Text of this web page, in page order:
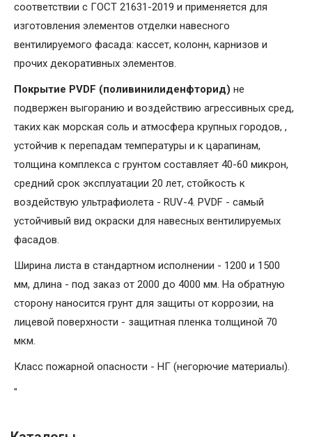
соответствии с ГОСТ 21631-2019 и применяется для
изготовления элементов отделки навесного
вентилируемого фасада: кассет, колонн, карнизов и
прочих декоративных элементов.
Покрытие PVDF (поливинилиденфторид) не
подвержен выгоранию и воздействию агрессивных сред,
таких как морская соль и атмосфера крупных городов, ,
устойчив к перепадам температуры и к царапинам,
толщина комплекса с грунтом составляет 40-60 микрон,
средний срок эксплуатации 20 лет, стойкость к
воздействую ультрафиолета - RUV-4. PVDF - самый
устойчивый вид окраски для навесных вентилируемых
фасадов.
Ширина листа в стандартном исполнении - 1200 и 1500
мм, длина - под заказ от 2000 до 4000 мм. На обратную
сторону наносится грунт для защиты от коррозии, на
лицевой поверхности - защитная пленка толщиной 70
мкм.
Класс пожарной опасности - НГ (негорючие материалы).
"